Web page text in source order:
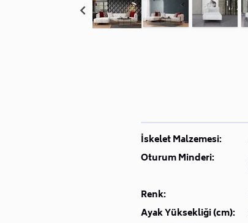
İskelet Malzemesi:
Oturum Minderi:
Renk:
Ayak Yüksekliği (cm):